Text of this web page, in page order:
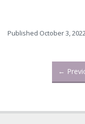
Published October 3,
←